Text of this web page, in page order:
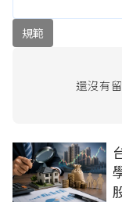
規範
還沒有